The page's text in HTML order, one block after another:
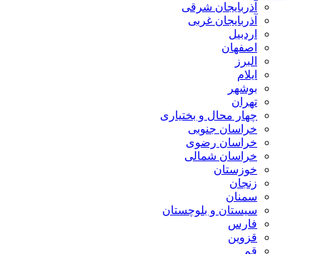
آذربایجان شرقی
آذربایجان غربی
اردبیل
اصفهان
البرز
ایلام
بوشهر
تهران
چهار محال و بختیاری
خراسان جنوبی
خراسان رضوی
خراسان شمالی
خوزستان
زنجان
سمنان
سیستان و بلوچستان
فارس
قزوین
قم